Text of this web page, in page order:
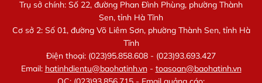
Trụ sở chính: Số 22, đường Phan Đình Phùng, phường Thành
Sen, tỉnh Hà Tĩnh
Cơ sở 2: Số 01, đường Võ Liêm Sơn, phường Thành Sen, tỉnh Hà
Tĩnh
Điện thoại: (023)95.858.608 - (023)93.693.427
Email: hatinhdientu@baohatinh.vn- toasoan@baohatinh.vn